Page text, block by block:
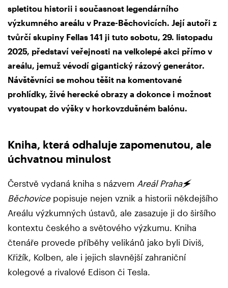
spletitou historii i současnost legendárního
výzkumného areálu v Praze-Běchovicích. Její autoři z
tvůrčí skupiny Fellas 141 ji tuto sobotu, 29. listopadu
2025, představí veřejnosti na velkolepé akci přímo v
areálu, jemuž vévodí gigantický rázový generátor.
Návštěvníci se mohou těšit na komentované
prohlídky, živé herecké obrazy a dokonce i možnost
vystoupat do výšky v horkovzdušném balónu.
Kniha, která odhaluje zapomenutou, ale
úchvatnou minulost
Čerstvě vydaná kniha s názvem Areál Praha🗲
Běchovicepopisuje nejen vznik a historii někdejšího
Areálu výzkumných ústavů, ale zasazuje ji do širšího
kontextu českého a světového výzkumu. Kniha
čtenáře provede příběhy velikánů jako byli Diviš,
Křižík, Kolben, ale i jejich slavnější zahraniční
kolegové a rivalové Edison či Tesla.